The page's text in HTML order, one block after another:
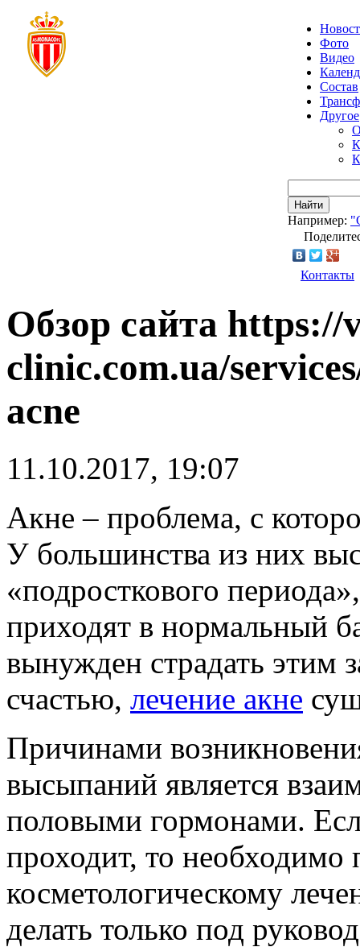
Фото
Видео
Состав
Другое
Найти
Например:
Контакты
Обзор сайта https://
clinic.com.ua/
acne
11.10.2017, 19:07
Акне – проблема, с
У большинства из них
«подросткового
приходят в нормальный
вынужден страдать этим
счастью, лечение акне
Причинами
высыпаний является
половыми гормонами.
проходит, то необходимо
косметологическому
делать только под